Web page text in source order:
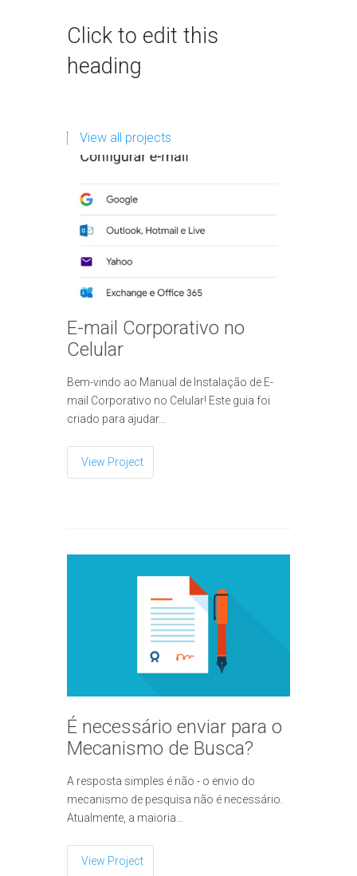
Click to edit this
heading
View all projects
E-mail Corporativo no
Celular
Bem-vindo ao Manual de Instalação de E-
mail Corporativo no Celular! Este guia foi
criado para ajudar…
View Project
É necessário enviar para o
Mecanismo de Busca?
A resposta simples é não - o envio do
mecanismo de pesquisa não é necessário.
Atualmente, a maioria…
View Project